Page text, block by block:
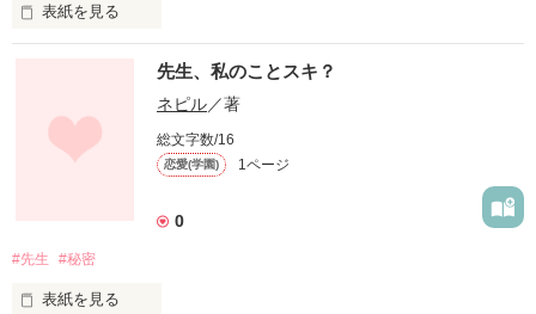
表紙を見る
潜り込み学園で戦うファンタジー小説。
作品を読む
先生、私のことスキ？
ネピル／著
総文字数/16
恋愛(学園) 1ページ
0
#先生 #秘密
表紙を見る